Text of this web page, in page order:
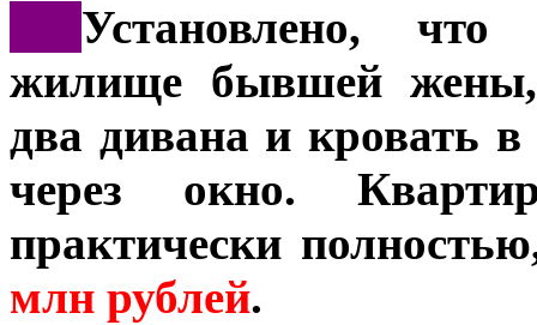
Установлено,
жилище бывшей жены,
два дивана и кровать
через окно.
практически
млн рублей.